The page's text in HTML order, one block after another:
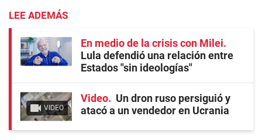
LEE ADEMÁS
En medio de la crisis con Milei
Lula defendió una relación entre
Estados "sin ideologías"
VIDEO
Video
Un dron ruso persiguió y
atacó a un vendedor en Ucrania